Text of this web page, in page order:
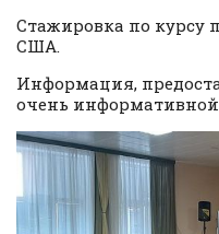
Стажировка по курсу
США.
Информация,
очень